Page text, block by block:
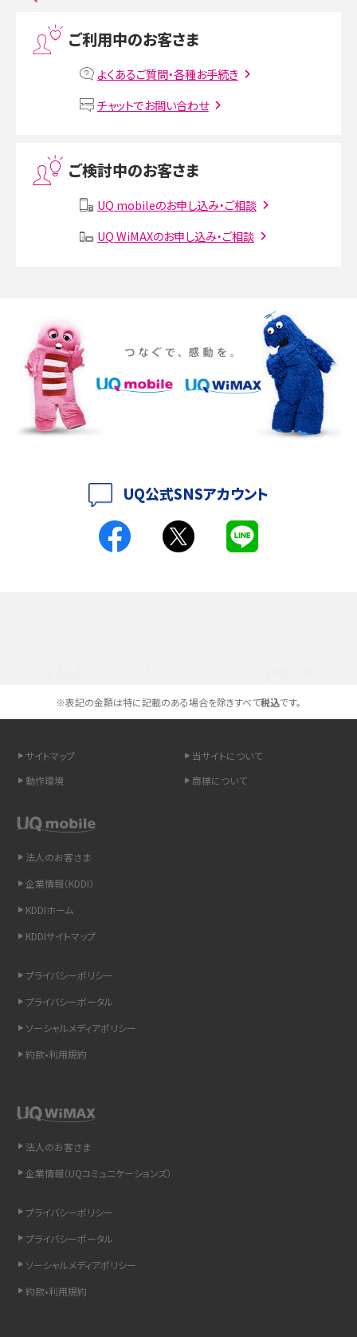
MNOとは？MVNOやMVNEとの違いやメリット・デメリットを解説
VPN接続とは？仕組みや必要性、メリット・デメリット、接続方法を解説
Instagram（インスタグラム）でスクショするとバレる？バレるケースや撮り方も解
SMSとは？料金やできること、注意点や届かない時の対処法を解説
iPhone 16eとiPhone SE（第3世代）の違いは？サイズやスペックを比較して解説
iPhone 16eとiPhone 14を徹底比較！スペック・機能の違いをわかりやすく紹介
iPhone 16シリーズのモデルを比較！価格・サイズ・カメラ性能の違いを徹底解説
iPhone 16とiPhone 15の違いは？カメラ・スペック・機能を徹底比較
スマホが高い理由は？購入費用を抑える方法や端末を選ぶ時の注意点を解説！
スマホや携帯端末の通信速度制限とは？回避のコツや解除のタイミング・方法
を解説
LINEの引き継ぎ方法は？対象データや事前準備・条件・注意点などを解説
非通知設定とは？184で電話をかける方法やiPhone・Androidの設定を解説
スマホのウィジェットとは？iPhone・Androidの設定方法やおススメを紹介
インスタのDMの送り方は？便利機能の使い方や注意点をわかりやすく解説
Bluetooth®とは？Wi-Fiとの違いやスマホ・PCとの接続方法を解説
「iPhoneを探す」の使い方と設定方法を紹介！ブラウザやアプリから探す方法を
Wi-Fiを快適に使うための速度はどれくらい？用途別の目安・回線ごとの平均を
着信拒否とは？設定方法やブロックした番号の確認方法を解説
ご利用中のお客さま
よくあるご質問・各種お手続き
チャットでお問い合わせ
ご検討中のお客さま
UQ mobileのお申し込み・ご相談
UQ WiMAXのお申し込み・ご相談
UQ公式SNSアカウント
※表記の金額は特に記載のある場合を除きすべて税込です。
サイトマップ
当サイトについて
動作環境
商標について
法人のお客さま
企業情報（KDDI）
KDDIホーム
KDDIサイトマップ
プライバシーポリシー
プライバシーポータル
ソーシャルメディアポリシー
約款•利用規約
法人のお客さま
企業情報（UQコミュニケーションズ）
プライバシーポリシー
プライバシーポータル
ソーシャルメディアポリシー
約款•利用規約